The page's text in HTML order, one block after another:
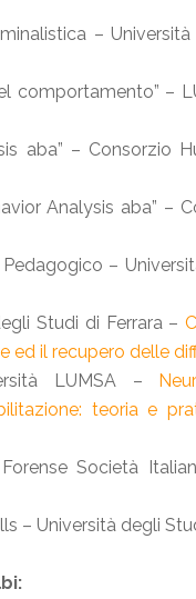
–
comportamento” –
aba” – Consorzio
Analysis aba” –
–
Studi di Ferrara –
ed il recupero delle
LUMSA –
teoria e
Società
– Università degli